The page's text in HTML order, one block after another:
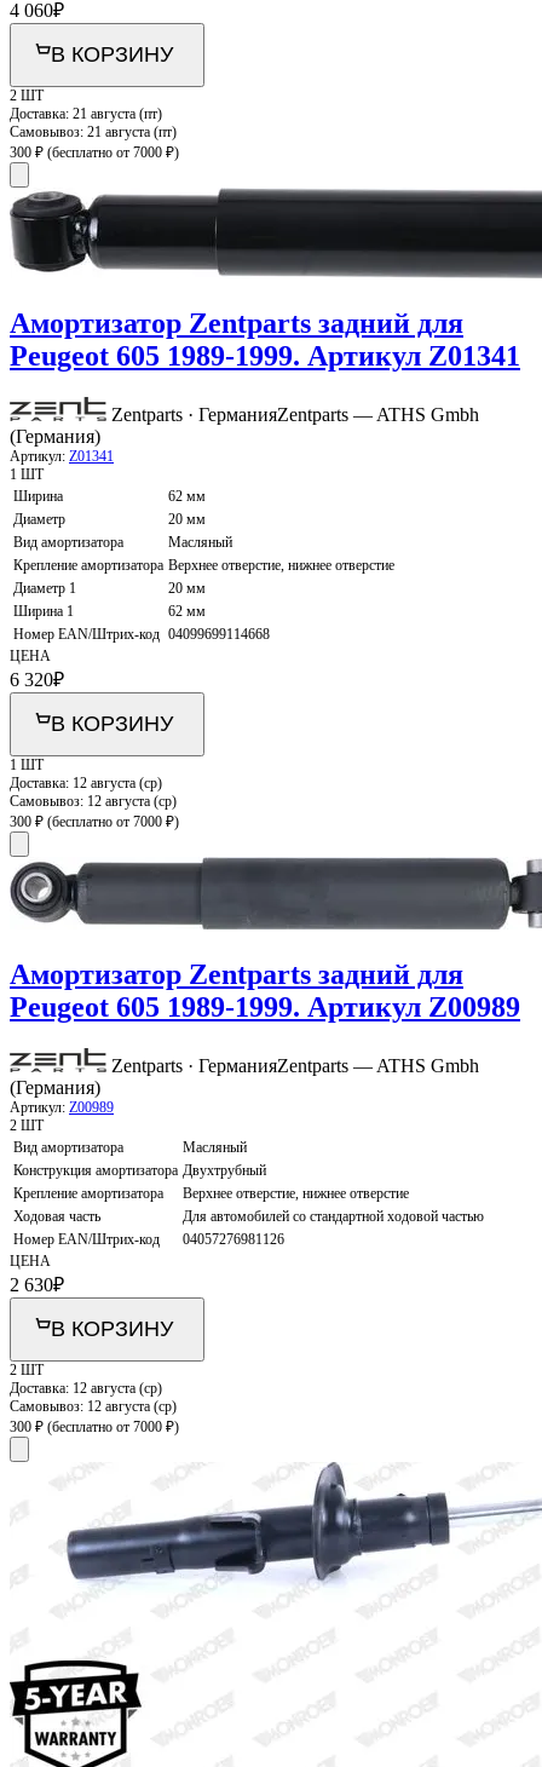
4 060₽
В КОРЗИНУ
2 ШТ
Доставка: 21 августа (пт)
Самовывоз: 21 августа (пт)
300 ₽ (бесплатно от 7000 ₽)
Амортизатор Zentparts задний для
Peugeot 605 1989-1999. Артикул Z01341
Zentparts · ГерманияZentparts — ATHS Gmbh
(Германия)
Артикул: Z01341
1 ШТ
Ширина
62 мм
Диаметр
20 мм
Вид амортизатора
Масляный
Крепление амортизатора Верхнее отверстие, нижнее отверстие
Диаметр 1
20 мм
Ширина 1
62 мм
Номер EAN/Штрих-код 04099699114668
ЦЕНА
6 320₽
В КОРЗИНУ
1 ШТ
Доставка: 12 августа (ср)
Самовывоз: 12 августа (ср)
300 ₽ (бесплатно от 7000 ₽)
Амортизатор Zentparts задний для
Peugeot 605 1989-1999. Артикул Z00989
Zentparts · ГерманияZentparts — ATHS Gmbh
(Германия)
Артикул: Z00989
2 ШТ
Вид амортизатора
Масляный
Конструкция амортизатора Двухтрубный
Крепление амортизатора
Верхнее отверстие, нижнее отверстие
Ходовая часть
Для автомобилей со стандартной ходовой частью
Номер EAN/Штрих-код
04057276981126
ЦЕНА
2 630₽
В КОРЗИНУ
2 ШТ
Доставка: 12 августа (ср)
Самовывоз: 12 августа (ср)
300 ₽ (бесплатно от 7000 ₽)